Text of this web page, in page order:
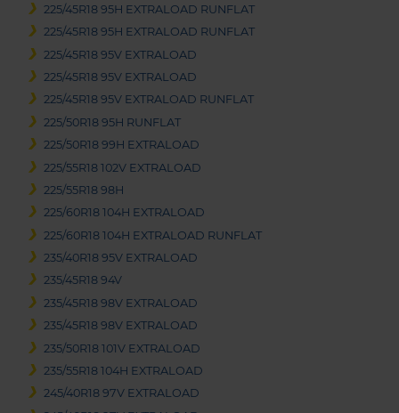
225/45R18 95H EXTRALOAD RUNFLAT
225/45R18 95H EXTRALOAD RUNFLAT
225/45R18 95V EXTRALOAD
225/45R18 95V EXTRALOAD
225/45R18 95V EXTRALOAD RUNFLAT
225/50R18 95H RUNFLAT
225/50R18 99H EXTRALOAD
225/55R18 102V EXTRALOAD
225/55R18 98H
225/60R18 104H EXTRALOAD
225/60R18 104H EXTRALOAD RUNFLAT
235/40R18 95V EXTRALOAD
235/45R18 94V
235/45R18 98V EXTRALOAD
235/45R18 98V EXTRALOAD
235/50R18 101V EXTRALOAD
235/55R18 104H EXTRALOAD
245/40R18 97V EXTRALOAD